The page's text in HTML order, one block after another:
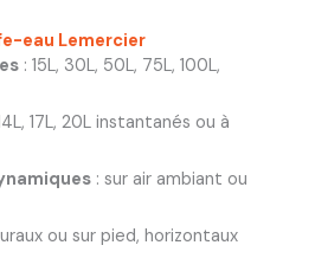
eau Lemercier
: 15L, 30L, 50L, 75L, 100L,
17L, 20L instantanés ou à
: sur air ambiant ou
ou sur pied, horizontaux